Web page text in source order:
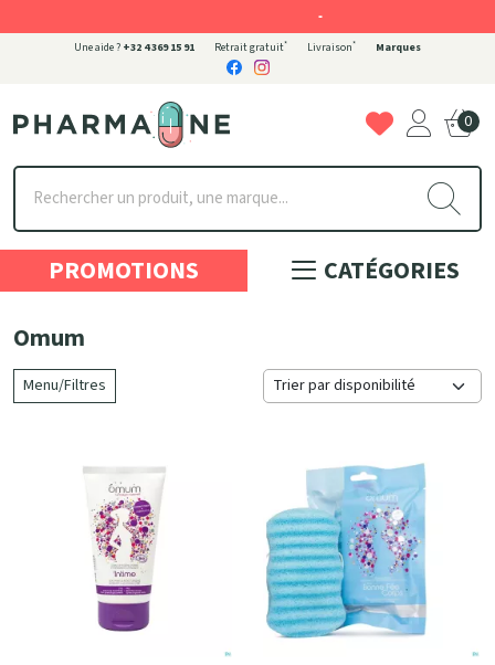
Une aide ? +32 4 369 15 91 Retrait gratuit* Livraison* Marques
Pharmaone Votre pharmacie en ligne à votre service
0
PROMOTIONS
CATÉGORIES
Omum
Menu/Filtres